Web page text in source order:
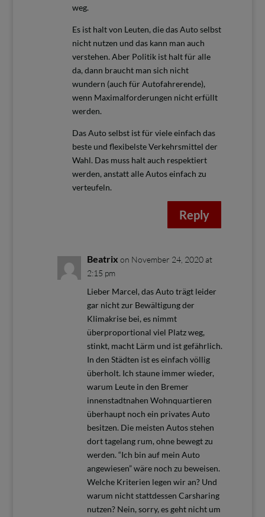
weg.
Es ist halt von Leuten, die das Auto selbst
nicht nutzen und das kann man auch
verstehen. Aber Politik ist halt für alle
da, dann braucht man sich nicht
wundern (auch für Autofahrerende),
wenn Maximalforderungen nicht erfüllt
werden.
Das Auto selbst ist für viele einfach das
beste und flexibelste Verkehrsmittel der
Wahl. Das muss halt auch respektiert
werden, anstatt alle Autos einfach zu
verteufeln.
Reply
Beatrix on November 24, 2020 at
2:15 pm
Lieber Marcel, das Auto trägt leider
gar nicht zur Bewältigung der
Klimakrise bei, es nimmt
überproportional viel Platz weg,
stinkt, macht Lärm und ist gefährlich.
In den Städten ist es einfach völlig
überholt. Ich staune immer wieder,
warum Leute in den Bremer
innenstadtnahen Wohnquartieren
überhaupt noch ein privates Auto
besitzen. Die meisten Autos stehen
dort tagelang rum, ohne bewegt zu
werden. “Ich bin auf mein Auto
angewiesen” wäre noch zu beweisen.
Welche Kriterien legen wir an? Und
warum nicht stattdessen Carsharing
nutzen? Nein, sorry, es geht nicht um